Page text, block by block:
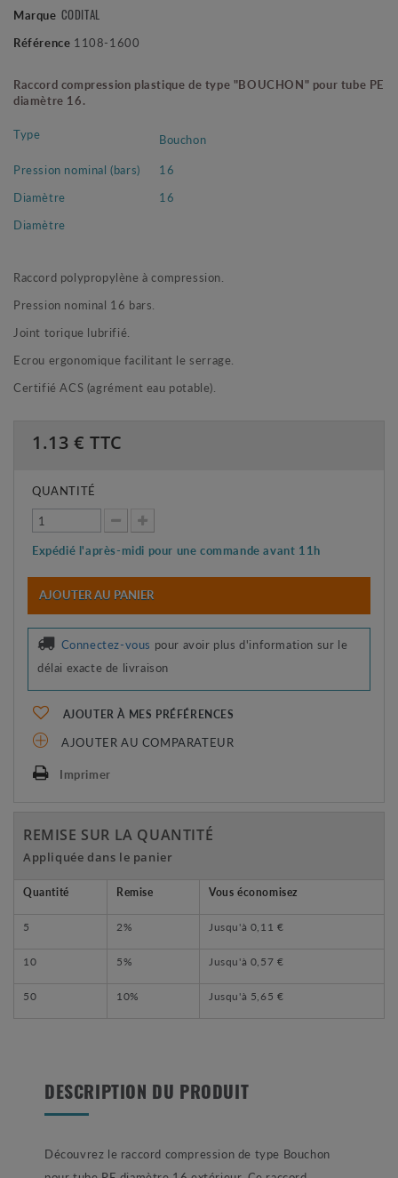
Marque CODITAL
Référence 1108-1600
Raccord compression plastique de type "BOUCHON" pour tube PE
diamètre 16.
Type
Bouchon
Pression nominal (bars)
16
Diamètre
16
Diamètre
Raccord polypropylène à compression.
Pression nominal 16 bars.
Joint torique lubrifié.
Ecrou ergonomique facilitant le serrage.
Certifié ACS (agrément eau potable).
1.13 € TTC
QUANTITÉ
Expédié l'après-midi pour une commande avant 11h
AJOUTER AU PANIER
Connectez-vous pour avoir plus d'information sur le
délai exacte de livraison
AJOUTER À MES PRÉFÉRENCES
AJOUTER AU COMPARATEUR
Imprimer
REMISE SUR LA QUANTITÉ
Appliquée dans le panier
Quantité Remise Vous économisez
5 2% Jusqu'à 0,11 €
10 5% Jusqu'à 0,57 €
50 10% Jusqu'à 5,65 €
DESCRIPTION DU PRODUIT
Découvrez le raccord compression de type Bouchon